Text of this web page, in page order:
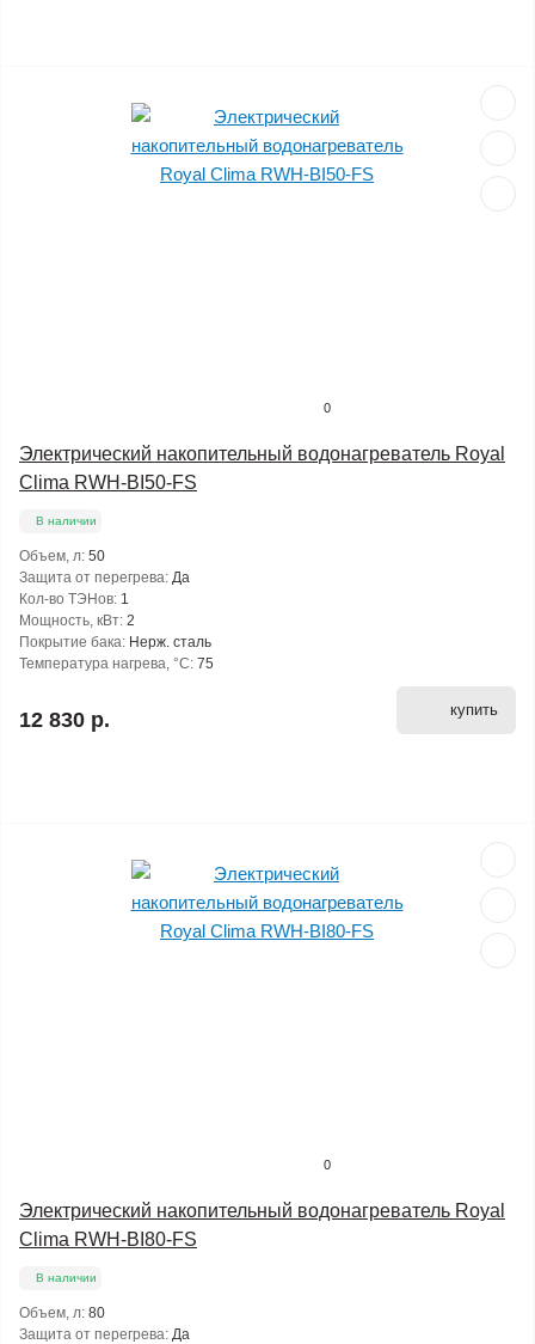
0
Электрический накопительный водонагреватель Royal
Clima RWH-BI50-FS
В наличии
Объем, л: 50
Защита от перегрева: Да
Кол-во ТЭНов: 1
Мощность, кВт: 2
Покрытие бака: Нерж. сталь
Температура нагрева, °С: 75
12 830 р. купить
0
Электрический накопительный водонагреватель Royal
Clima RWH-BI80-FS
В наличии
Объем, л: 80
Защита от перегрева: Да